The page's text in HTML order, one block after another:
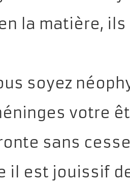
la matière,
soyez
votre
sans
il est jouissif